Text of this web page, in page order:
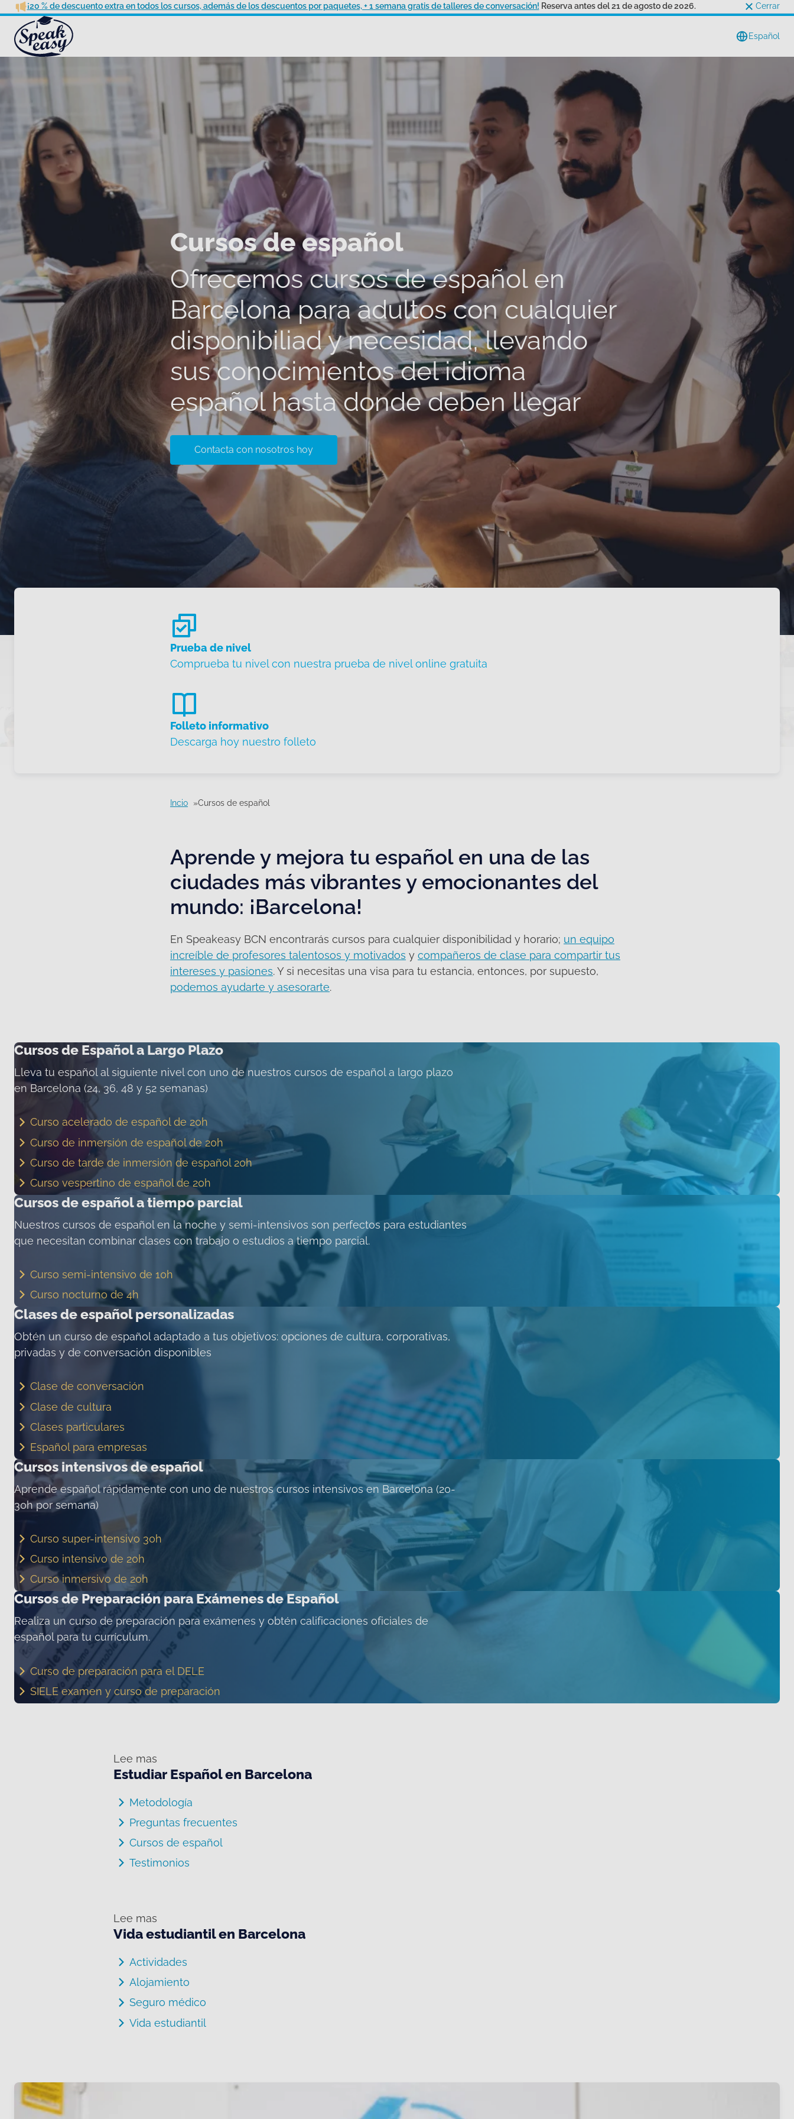
¡20 % de descuento extra en todos los cursos, además de los descuentos por paquetes, + 1 semana gratis de talleres de conversación! Reserva antes del 21 de agosto de 2026. Cerrar
Español
Cursos de español
Ofrecemos cursos de español en
Barcelona para adultos con cualquier
disponibiliad y necesidad, llevando
sus conocimientos del idioma
español hasta donde deben llegar
Contacta con nosotros hoy
Prueba de nivel
Comprueba tu nivel con nuestra prueba de nivel online gratuita
Folleto informativo
Descarga hoy nuestro folleto
Incio Cursos de español
Aprende y mejora tu español en una de las
ciudades más vibrantes y emocionantes del
mundo: ¡Barcelona!
En Speakeasy BCN encontrarás cursos para cualquier disponibilidad y horario; un equipo
increíble de profesores talentosos y motivados y compañeros de clase para compartir tus
intereses y pasiones. Y si necesitas una visa para tu estancia, entonces, por supuesto,
podemos ayudarte y asesorarte.
Cursos de Español a Largo Plazo
Lleva tu español al siguiente nivel con uno de nuestros cursos de español a largo plazo
en Barcelona (24, 36, 48 y 52 semanas)
Curso acelerado de español de 20h
Curso de inmersión de español de 20h
Curso de tarde de inmersión de español 20h
Curso vespertino de español de 20h
Cursos de español a tiempo parcial
Nuestros cursos de español en la noche y semi-intensivos son perfectos para estudiantes
que necesitan combinar clases con trabajo o estudios a tiempo parcial.
Curso semi-intensivo de 10h
Curso nocturno de 4h
Clases de español personalizadas
Obtén un curso de español adaptado a tus objetivos: opciones de cultura, corporativas,
privadas y de conversación disponibles
Clase de conversación
Clase de cultura
Clases particulares
Español para empresas
Cursos intensivos de español
Aprende español rápidamente con uno de nuestros cursos intensivos en Barcelona (20-
30h por semana)
Curso super-intensivo 30h
Curso intensivo de 20h
Curso inmersivo de 20h
Cursos de Preparación para Exámenes de Español
Realiza un curso de preparación para exámenes y obtén calificaciones oficiales de
español para tu currículum.
Curso de preparación para el DELE
SIELE examen y curso de preparación
Lee mas
Estudiar Español en Barcelona
Metodología
Preguntas frecuentes
Cursos de español
Testimonios
Lee mas
Vida estudiantil en Barcelona
Actividades
Alojamiento
Seguro médico
Vida estudiantil